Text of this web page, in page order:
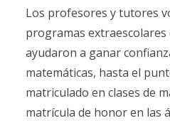
Los profesores y tutores
programas extraescolares
ayudaron a ganar
matemáticas, hasta el
matriculado en clases de
matrícula de honor en las